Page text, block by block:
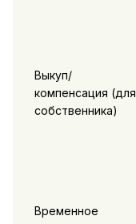
Выкуп/
компенсация (для
собственника)
Временное